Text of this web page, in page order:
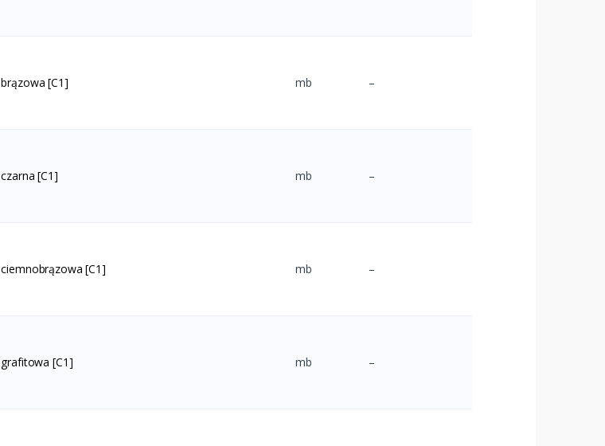
[C1] mb –
[C1] mb –
[C1] mb –
[C1] mb –